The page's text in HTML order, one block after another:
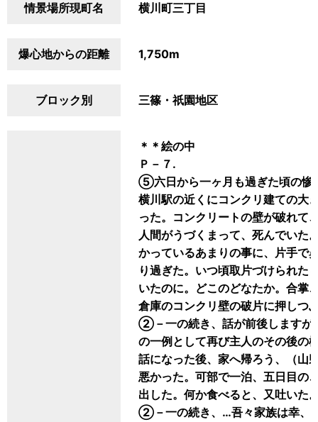
情景場所現町名 横川町三丁目
爆心地からの距離 1,750m
ブロック別 三篠・祇園地区
＊＊絵の中
Ｐ－７.
⑤六日から一ヶ月も過ぎた頃の惨
横川駅の近くにコンクリ建ての大
った。コンクリートの壁が破れて
人間がうづくまって、死んでいた
かっているあまりの事に、片手で
り過ぎた。いつ頃取片づけられた
いたのに。どこのどなたか。合掌
倉庫のコンクリ壁の破片に押しつ
②－一の続き、話が前後しますが
の一例として再び主人のその後の
話になった後、家へ帰ろう、（山
悪かった。可部で一泊、五日目の
出した。何か食べると、又吐いた
②－一の続き、…吾々家族は幸、